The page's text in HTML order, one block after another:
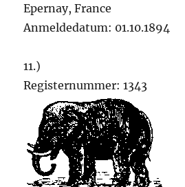
Epernay, France
Anmeldedatum: 01.10.1894
11.)
Registernummer: 1343